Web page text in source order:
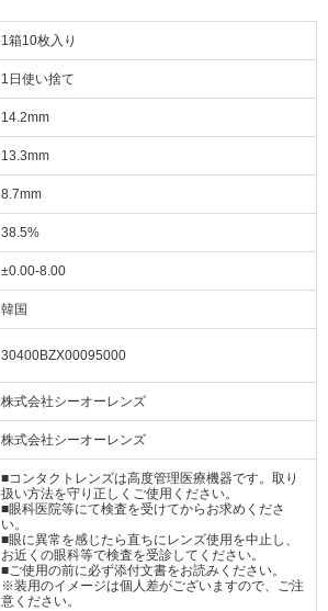
1箱10枚入り
1日使い捨て
14.2mm
13.3mm
8.7mm
38.5%
±0.00-8.00
韓国
30400BZX00095000
株式会社シーオーレンズ
株式会社シーオーレンズ
■コンタクトレンズは高度管理医療機器です。取り
扱い方法を守り正しくご使用ください。
■眼科医院等にて検査を受けてからお求めくださ
い。
■眼に異常を感じたら直ちにレンズ使用を中止し、
お近くの眼科等で検査を受診してください。
■ご使用の前に必ず添付文書をお読みください。
※装用のイメージは個人差がございますので、ご注
意ください。